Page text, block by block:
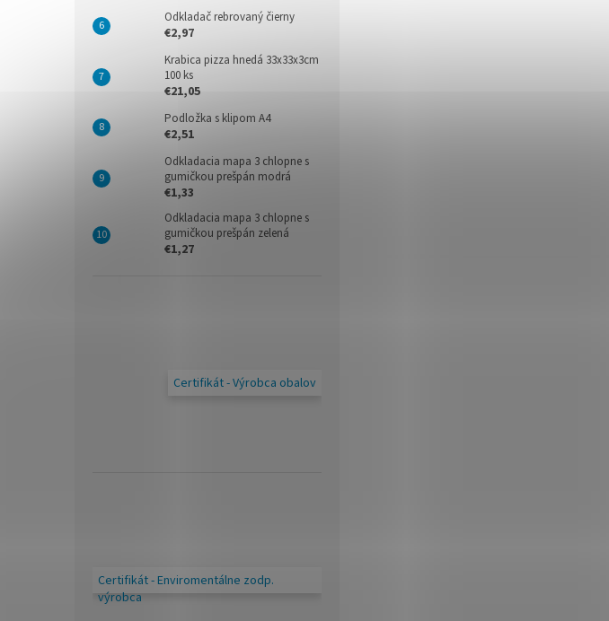
Odkladač rebrovaný čierny
€2,97
Krabica pizza hnedá 33x33x3cm
100 ks
€21,05
Podložka s klipom A4
€2,51
Odkladacia mapa 3 chlopne s
gumičkou prešpán modrá
€1,33
Odkladacia mapa 3 chlopne s
gumičkou prešpán zelená
€1,27
Certifikát - Výrobca obalov
Certifikát - Enviromentálne zodp.
výrobca